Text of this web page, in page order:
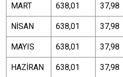
MART 638,01 37,98
NİSAN 638,01 37,98
MAYIS 638,01 37,98
HAZİRAN 638,01 37,98